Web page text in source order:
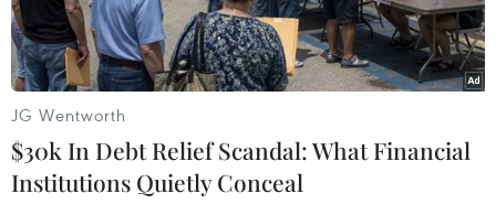
JG Wentworth
$30k In Debt Relief Scandal: What Financial
Institutions Quietly Conceal